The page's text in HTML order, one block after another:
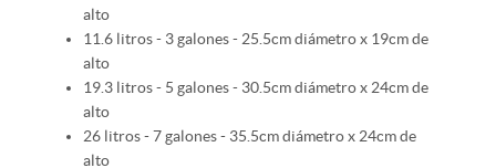
alto
11.6 litros - 3 galones - 25.5cm diámetro x 19cm de
alto
19.3 litros - 5 galones - 30.5cm diámetro x 24cm de
alto
26 litros - 7 galones - 35.5cm diámetro x 24cm de
alto